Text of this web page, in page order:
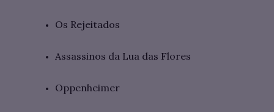
Os Rejeitados
Assassinos da Lua das Flores
Oppenheimer